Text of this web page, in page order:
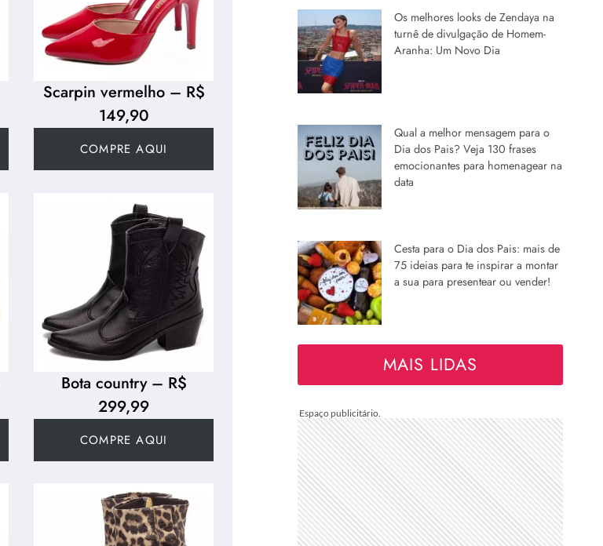
Scarpin vermelho – R$
149,90
COMPRE AQUI
Bota country – R$
299,99
COMPRE AQUI
Os melhores looks de Zendaya na
turnê de divulgação de Homem-
Aranha: Um Novo Dia
Qual a melhor mensagem para o
Dia dos Pais? Veja 130 frases
emocionantes para homenagear na
data
Cesta para o Dia dos Pais: mais de
75 ideias para te inspirar a montar
a sua para presentear ou vender!
MAIS LIDAS